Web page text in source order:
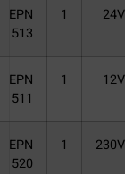
EPN
513
EPN
511
EPN
520